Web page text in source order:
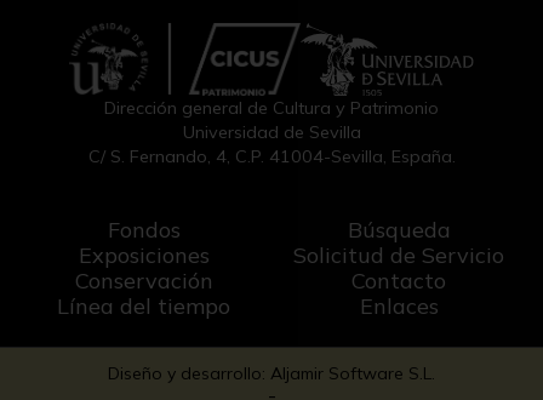
Dirección general de Cultura y Patrimonio
Universidad de Sevilla
C/ S. Fernando, 4, C.P. 41004-Sevilla, España.
Fondos
Exposiciones
Conservación
Línea del tiempo
Búsqueda
Solicitud de Servicio
Contacto
Enlaces
Diseño y desarrollo: Aljamir Software S.L.